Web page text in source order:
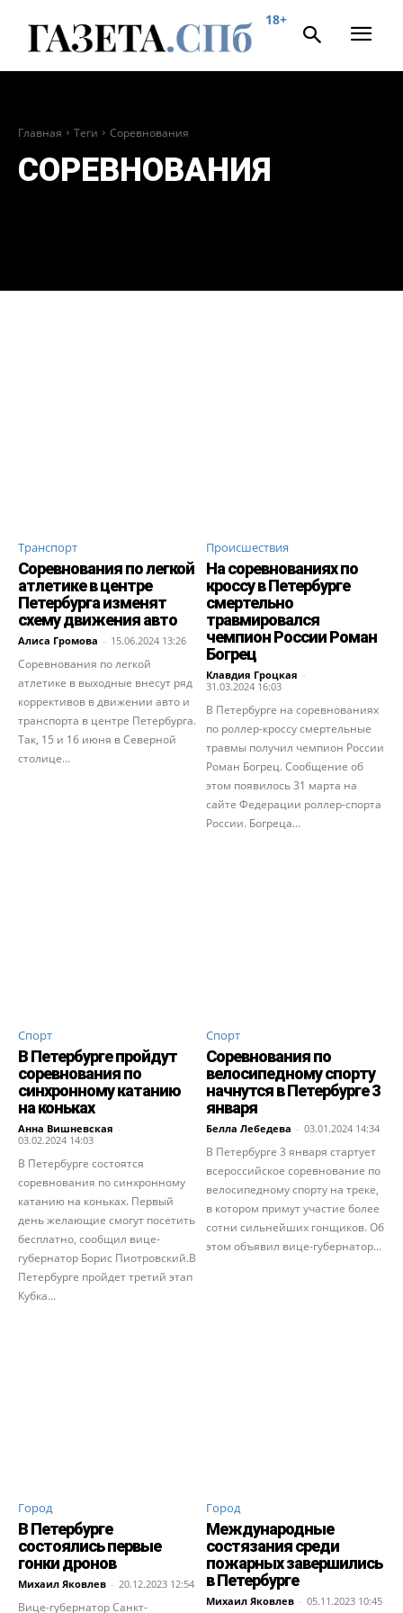
18+
Главная Теги Соревнования
СОРЕВНОВАНИЯ
Транспорт
Соревнования по легкой
атлетике в центре
Петербурга изменят
схему движения авто
Алиса Громова - 15.06.2024 13:26
Соревнования по легкой
атлетике в выходные внесут ряд
коррективов в движении авто и
транспорта в центре Петербурга.
Так, 15 и 16 июня в Северной
столице...
Происшествия
На соревнованиях по
кроссу в Петербурге
смертельно
травмировался
чемпион России Роман
Богрец
Клавдия Гроцкая -
31.03.2024 16:03
В Петербурге на соревнованиях
по роллер-кроссу смертельные
травмы получил чемпион России
Роман Богрец. Сообщение об
этом появилось 31 марта на
сайте Федерации роллер-спорта
России. Богреца...
Спорт
В Петербурге пройдут
соревнования по
синхронному катанию
на коньках
Анна Вишневская -
03.02.2024 14:03
В Петербурге состоятся
соревнования по синхронному
катанию на коньках. Первый
день желающие смогут посетить
бесплатно, сообщил вице-
губернатор Борис Пиотровский.В
Петербурге пройдет третий этап
Кубка...
Спорт
Соревнования по
велосипедному спорту
начнутся в Петербурге 3
января
Белла Лебедева - 03.01.2024 14:34
В Петербурге 3 января стартует
всероссийское соревнование по
велосипедному спорту на треке,
в котором примут участие более
сотни сильнейших гонщиков. Об
этом объявил вице-губернатор...
Город
В Петербурге
состоялись первые
гонки дронов
Михаил Яковлев - 20.12.2023 12:54
Вице-губернатор Санкт-
Город
Международные
состязания среди
пожарных завершились
в Петербурге
Михаил Яковлев - 05.11.2023 10:45